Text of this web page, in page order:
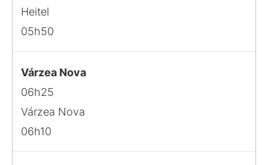
Heitel
05h50
Várzea Nova
06h25
Várzea Nova
06h10